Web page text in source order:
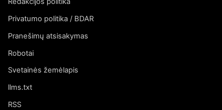
Privatumo politika / BDAR
Pranešimų atsisakymas
Robotai
Svetainės žemėlapis
llms.txt
RSS